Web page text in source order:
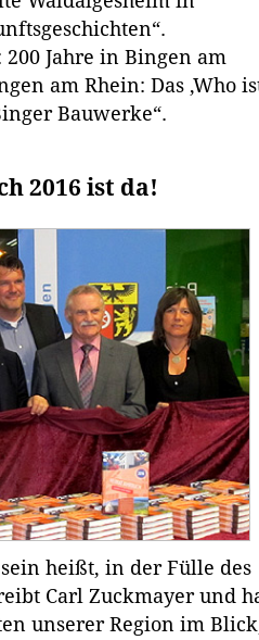
200 Jahre in Bingen am
am Rhein: Das ,Who
Bauwerke“.
2016 ist da!
heißt, in der Fülle des
Carl Zuckmayer und
unserer Region im